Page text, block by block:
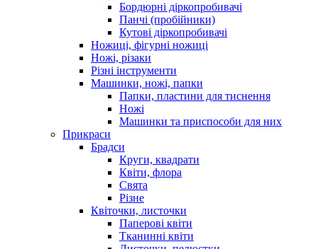
Бордюрні діркопробивачі
Панчі (пробійники)
Кутові діркопробивачі
Ножиці, фігурні ножиці
Ножі, різаки
Різні інструменти
Машинки, ножі, папки
Папки, пластини для тиснення
Ножі
Машинки та приспособи для них
Прикраси
Брадси
Круги, квадрати
Квіти, флора
Свята
Різне
Квіточки, листочки
Паперові квіти
Тканинні квіти